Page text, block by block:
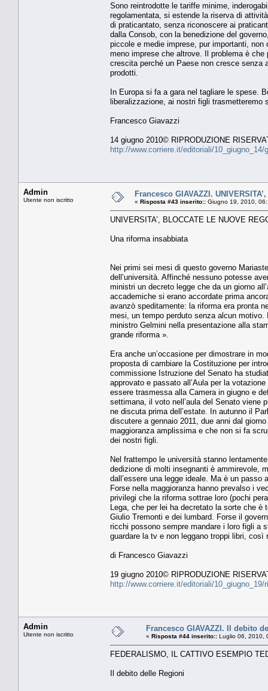
Sono reintrodotte le tariffe minime,
regolamentata, si estende la riserva di
di praticantato, senza riconoscere ai
dalla Consob, con la benedizione del
piccole e medie imprese, pur importanti,
meno imprese che altrove. Il problema è che
crescita perché un Paese non cresce senza
prodotti.
In Europa si fa a gara nel tagliare le spese.
liberalizzazione, ai nostri figli
Francesco Giavazzi
14 giugno 2010© RIPRODUZIONE
http://www.corriere.it/editoriali/
Admin
Utente non iscritto
Francesco GIAVAZZI.
« Risposta #43 inserito:: Giugno 19, 2010,
UNIVERSITA’, BLOCCATE LE NUOVE
Una riforma insabbiata
Nei primi sei mesi di questo governo
dell’università. Affinché nessuno potesse
ministri un decreto legge che da un giorno
accademiche si erano accordate prima
avanzò speditamente: la riforma era pronta
mesi, un tempo perduto senza alcun
ministro Gelmini nella presentazione alla
grande riforma ».
Era anche un’occasione per dimostrare in
proposta di cambiare la Costituzione per
commissione Istruzione del Senato ha
approvato e passato all’Aula per la
essere trasmessa alla Camera in giugno e
settimana, il voto nell’aula del Senato viene
ne discuta prima dell’estate. In autunno il
discutere a gennaio 2011, due anni dal
maggioranza amplissima e che non si fa
dei nostri figli.
Nel frattempo le università stanno
dedizione di molti insegnanti è ammirevole,
dall’essere una legge ideale. Ma è un
Forse nella maggioranza hanno prevalso i
privilegi che la riforma sottrae loro (pochi
Lega, che per lei ha decretato la sorte che è
Giulio Tremonti e dei lumbard. Forse il
ricchi possono sempre mandare i loro figli a
guardare la tv e non leggano troppi libri, così
di Francesco Giavazzi
19 giugno 2010© RIPRODUZIONE
http://www.corriere.it/editoriali/
Admin
Utente non iscritto
Francesco GIAVAZZI. Il debito
« Risposta #44 inserito:: Luglio 06, 2010,
FEDERALISMO, IL CATTIVO ESEMPIO
Il debito delle Regioni